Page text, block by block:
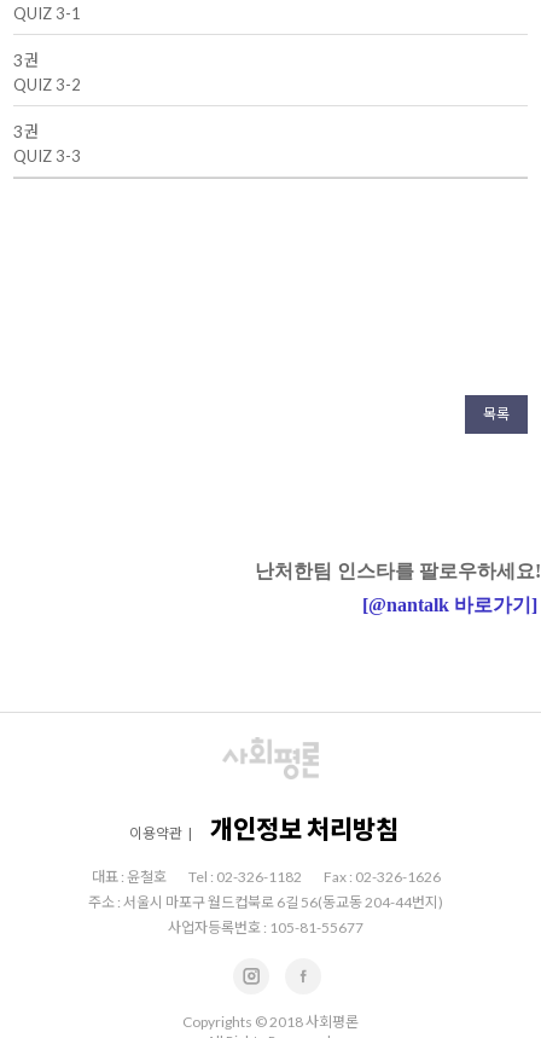
QUIZ 3-1
3권
QUIZ 3-2
3권
QUIZ 3-3
목록
난처한팀 인스타를 팔로우하세요!
[@nantalk 바로가기 ]
이용약관 | 개인정보 처리방침
대표 : 윤철호 Tel : 02-326-1182
Fax : 02-326-1626
주소 : 서울시 마포구 월드컵북로 6길 56(동교동 204-44번지)
사업자등록번호 : 105-81-55677
Copyrights © 2018 사회평론